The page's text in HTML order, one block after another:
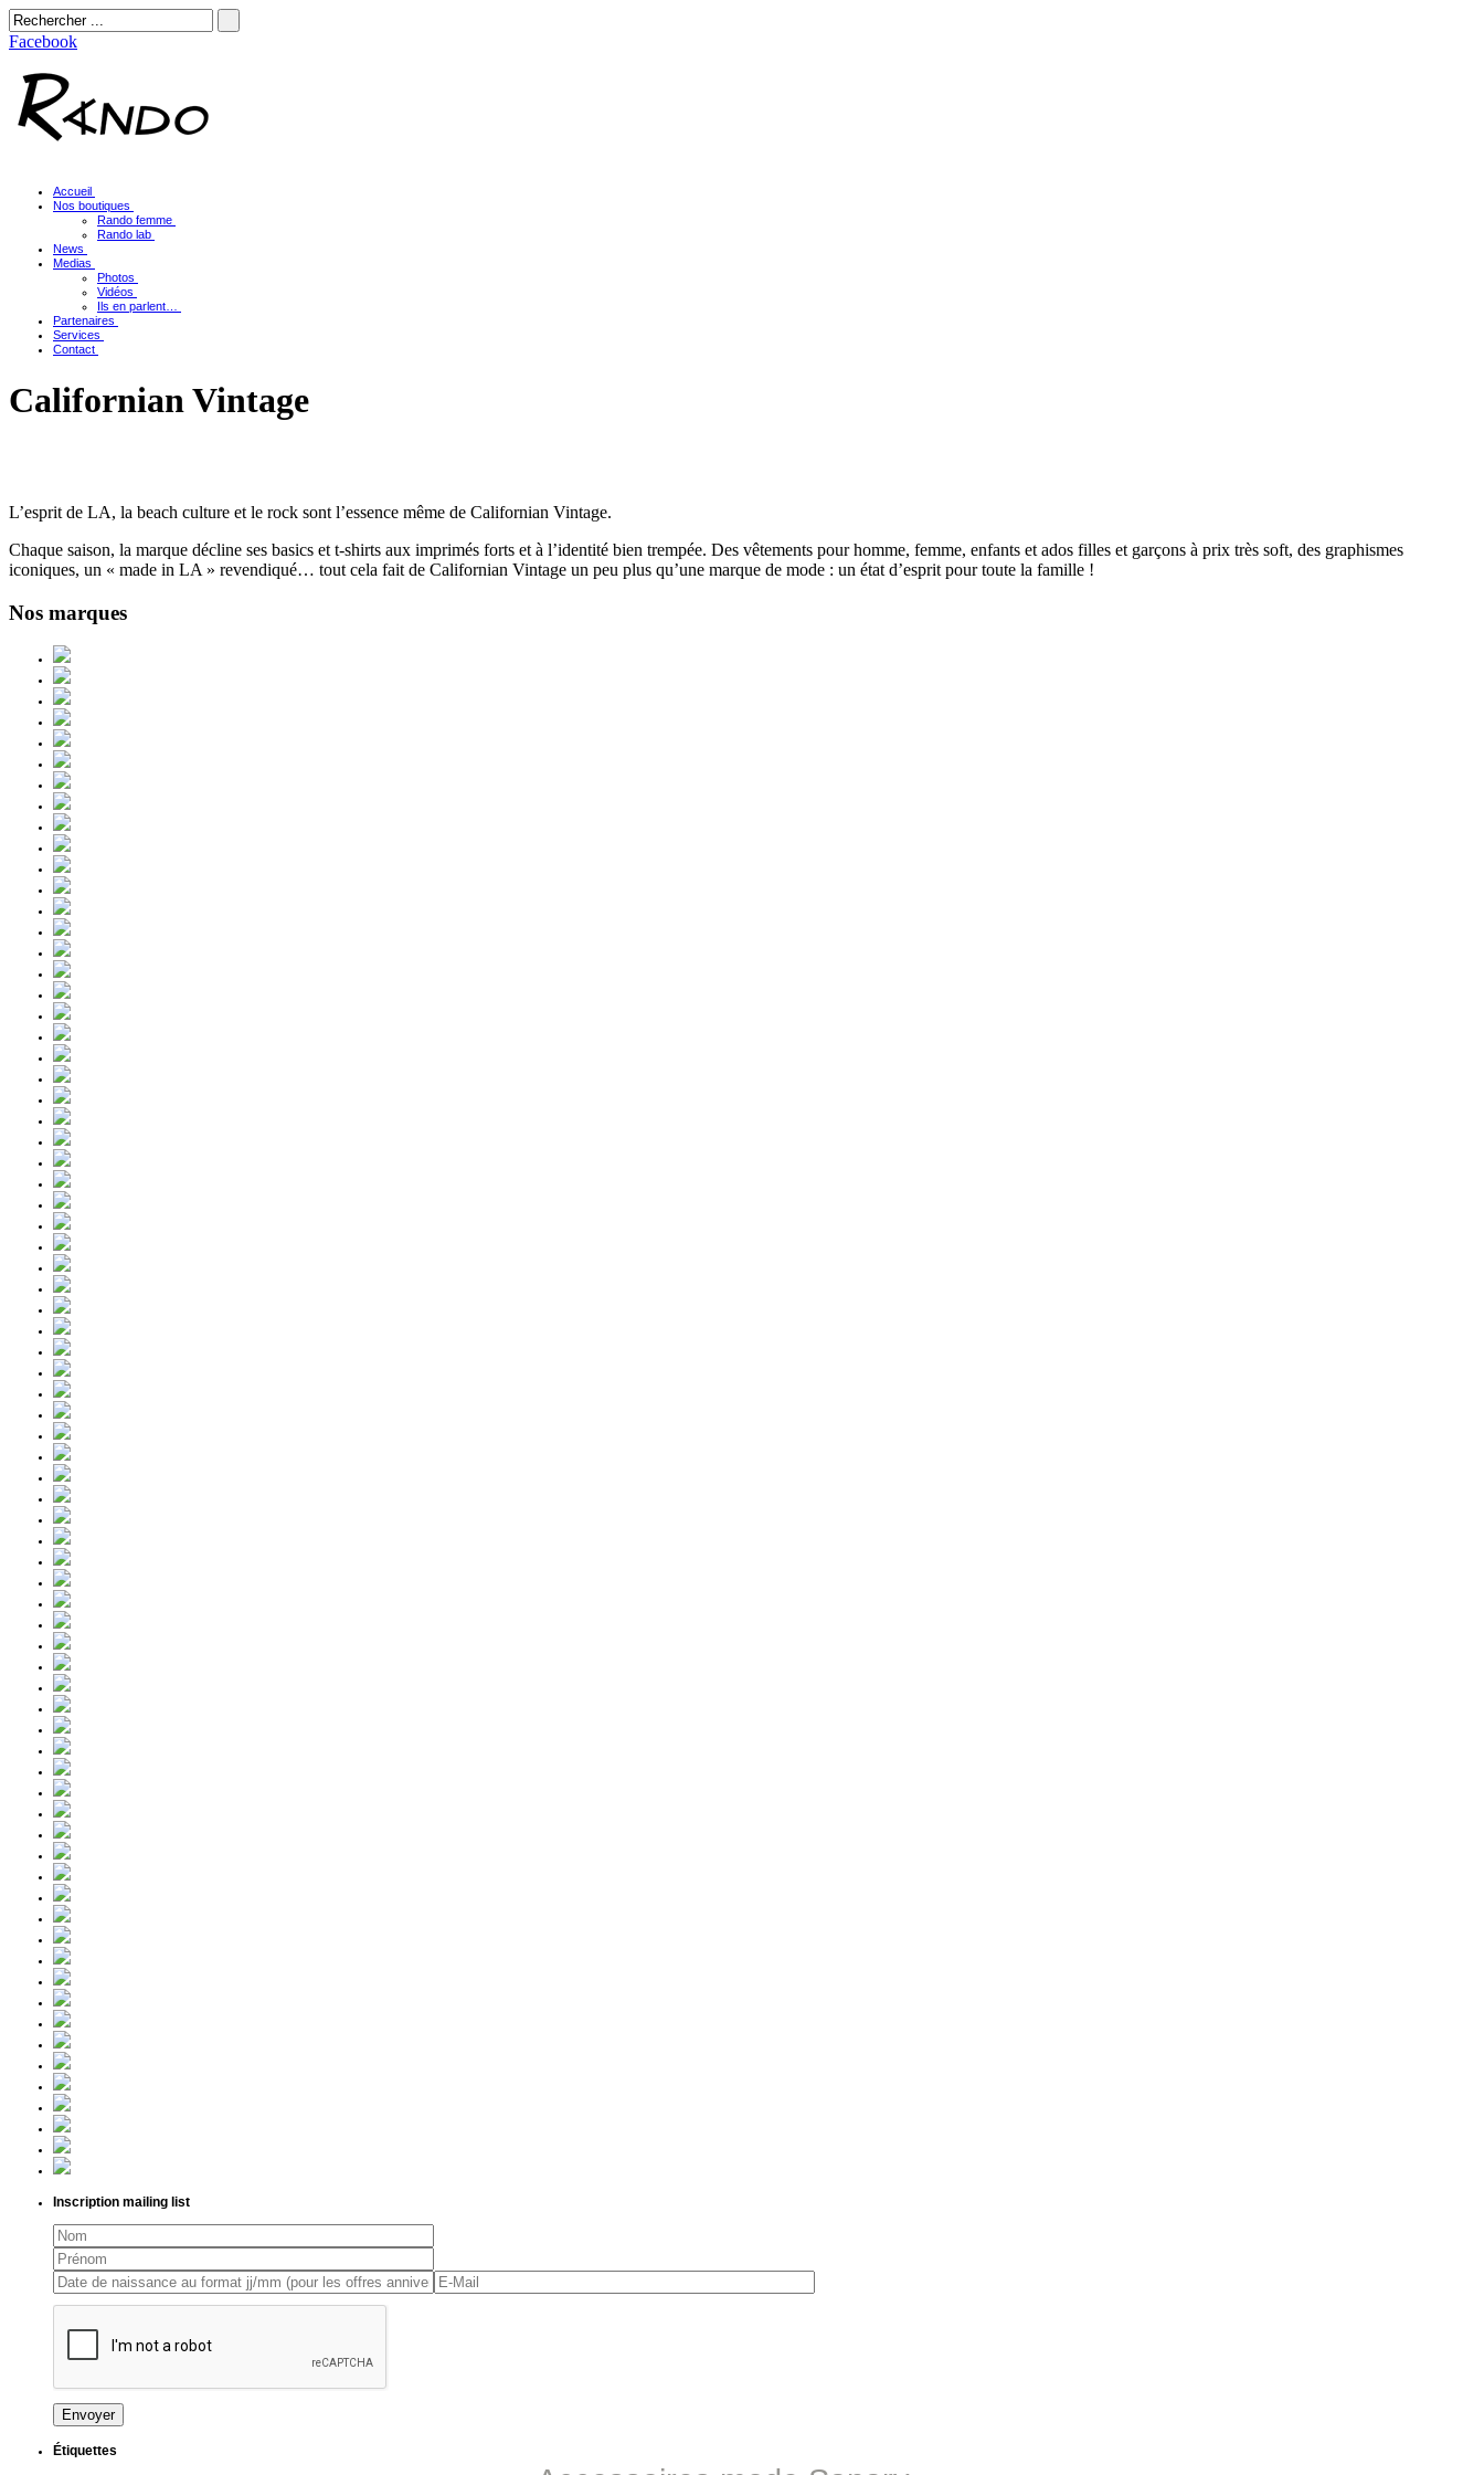
Facebook
Accueil
Nos boutiques
Rando femme
Rando lab
News
Medias
Photos
Vidéos
Ils en parlent…
Partenaires
Services
Contact
Californian Vintage
L’esprit de LA, la beach culture et le rock sont l’essence même de Californian Vintage.
Chaque saison, la marque décline ses basics et t-shirts aux imprimés forts et à l’identité bien trempée. Des vêtements pour homme, femme, enfants et ados filles et garçons à prix très soft, des graphismes
iconiques, un « made in LA » revendiqué… tout cela fait de Californian Vintage un peu plus qu’une marque de mode : un état d’esprit pour toute la famille !
Nos marques
Inscription mailing list
Étiquettes